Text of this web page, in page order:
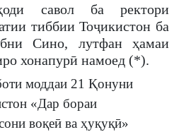
савол ба ректори
тиббии Тоҷикистон ба
Сино, лутфан ҳамаи
хонапурӣ намоед (*).
моддаи 21 Қонуни
«Дар бораи
воқеӣ ва ҳуқуқӣ»